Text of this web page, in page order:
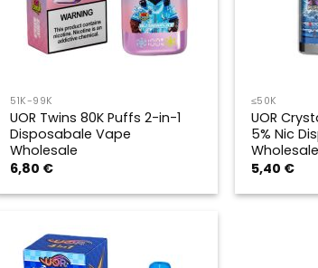
51K-99K
UOR Twins 80K Puffs 2-in-1
Disposabale Vape
Wholesale
6,80 €
≤50K
UOR
5% Nic
Wholesale
5,40 €